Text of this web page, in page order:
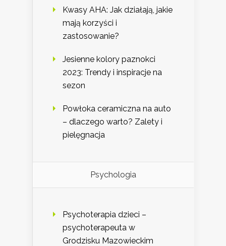
Kwasy AHA: Jak działają, jakie
mają korzyści i
zastosowanie?
Jesienne kolory paznokci
2023: Trendy i inspiracje na
sezon
Powłoka ceramiczna na auto
– dlaczego warto? Zalety i
pielęgnacja
Psychologia
Psychoterapia dzieci –
psychoterapeuta w
Grodzisku Mazowieckim